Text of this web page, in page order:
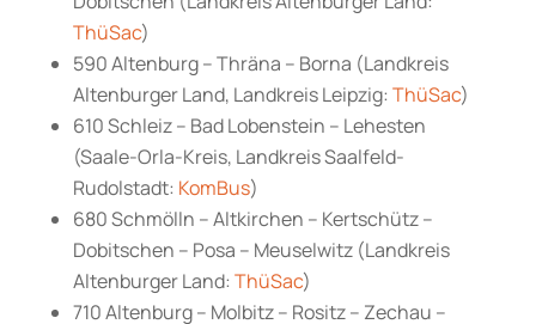
ThüSac)
590 Altenburg – Thräna – Borna (Landkreis
Altenburger Land, Landkreis Leipzig: ThüSac)
610 Schleiz – Bad Lobenstein – Lehesten
(Saale-Orla-Kreis, Landkreis Saalfeld-
Rudolstadt: KomBus)
680 Schmölln – Altkirchen – Kertschütz –
Dobitschen – Posa – Meuselwitz (Landkreis
Altenburger Land: ThüSac)
710 Altenburg – Molbitz – Rositz – Zechau –